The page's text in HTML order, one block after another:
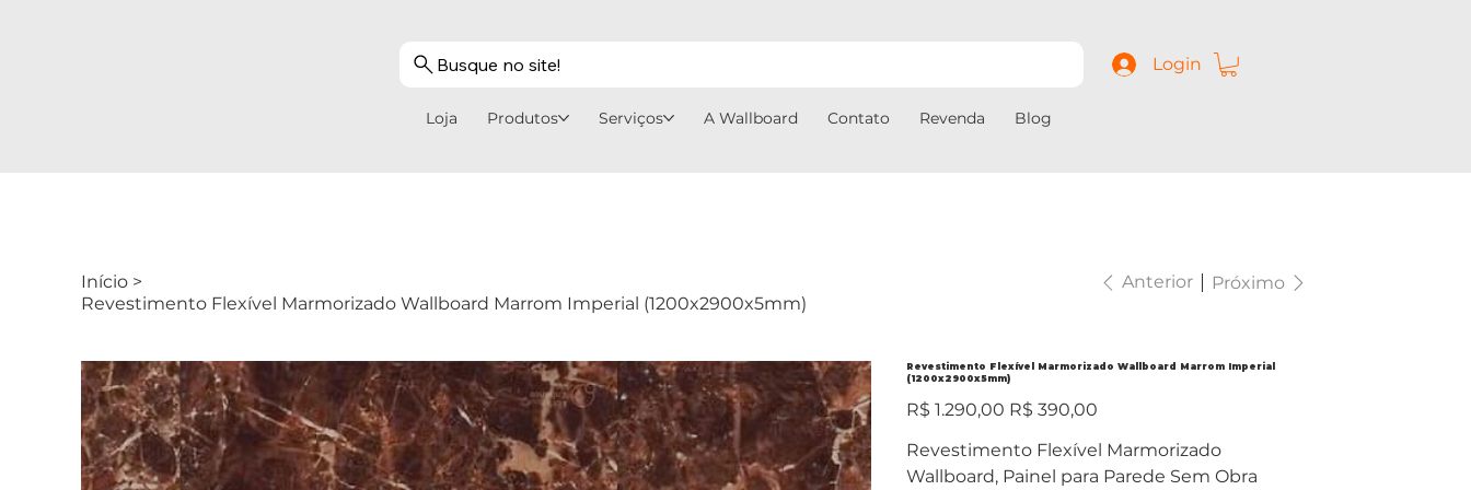
Busque no site! Login
Loja Produtos Serviços A Wallboard Contato Revenda Blog
Início >
Revestimento Flexível Marmorizado Wallboard Marrom Imperial (1200x2900x5mm)
Anterior Próximo
Revestimento Flexível Marmorizado Wallboard Marrom Imperial
(1200x2900x5mm)
Preço
original
R$ 1.290,00 Preço
promocional
R$ 390,00
Revestimento Flexível Marmorizado
Wallboard, Painel para Parede Sem Obra